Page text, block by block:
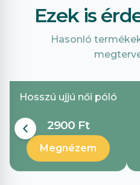
Ezek is
Hasonló
Hosszú ujjú női póló
2900 Ft
Megnézem